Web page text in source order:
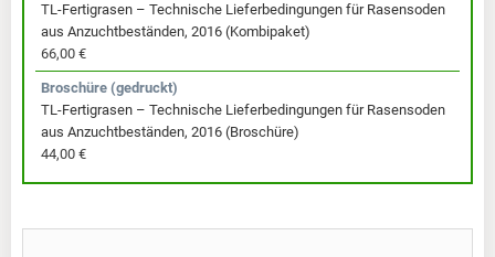
TL-Fertigrasen – Technische Lieferbedingungen für Rasensoden
aus Anzuchtbeständen, 2016 (Kombipaket)
66,00 €
Broschüre (gedruckt)
TL-Fertigrasen – Technische Lieferbedingungen für Rasensoden
aus Anzuchtbeständen, 2016 (Broschüre)
44,00 €